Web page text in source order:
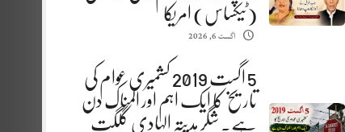
(ٹیکساس) امریکا
اگست 6, 2026
5 اگست 2019 کشمیری عوام کی
تاریخ کا ایک اہم اور المناک دن
ہے. شگر ہدیتہ الہادی گلگت